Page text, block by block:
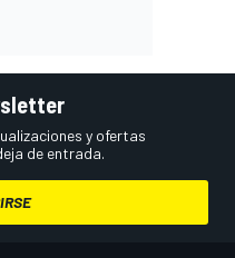
y ofertas
de entrada.